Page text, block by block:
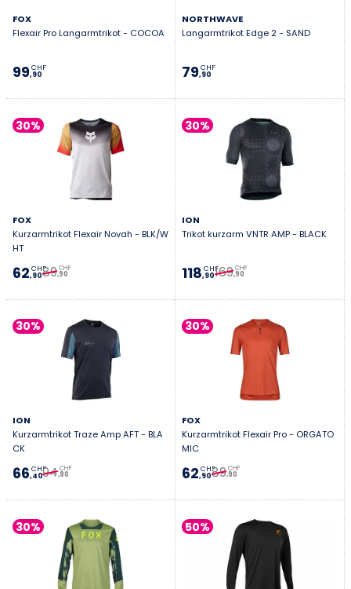
FOX
Flexair Pro Langarmtrikot - COCOA
99,90
CHF
NORTHWAVE
Langarmtrikot Edge 2 - SAND
79,90
CHF
30%
FOX
Kurzarmtrikot Flexair Novah - BLK/W
HT
62,90
CHF89,90
CHF
30%
ION
Trikot kurzarm VNTR AMP - BLACK
118,90
CHF169,90
CHF
30%
ION
Kurzarmtrikot Traze Amp AFT - BLA
CK
66,40
CHF94,90
CHF
30%
FOX
Kurzarmtrikot Flexair Pro - ORGATO
MIC
62,90
CHF89,90
CHF
30% 50%